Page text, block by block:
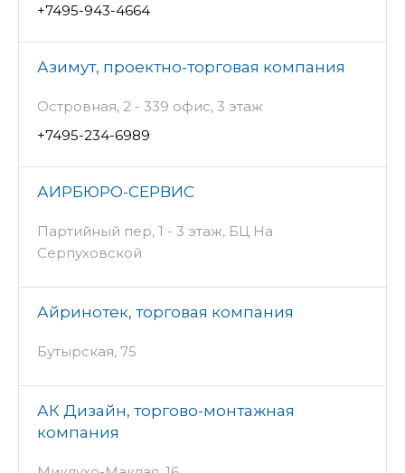
+7495-943-4664
Азимут, проектно-торговая компания
Островная, 2 - 339 офис, 3 этаж
+7495-234-6989
АИРБЮРО-СЕРВИС
Партийный пер, 1 - 3 этаж, БЦ На
Серпуховской
Айринотек, торговая компания
Бутырская, 75
АК Дизайн, торгово-монтажная
компания